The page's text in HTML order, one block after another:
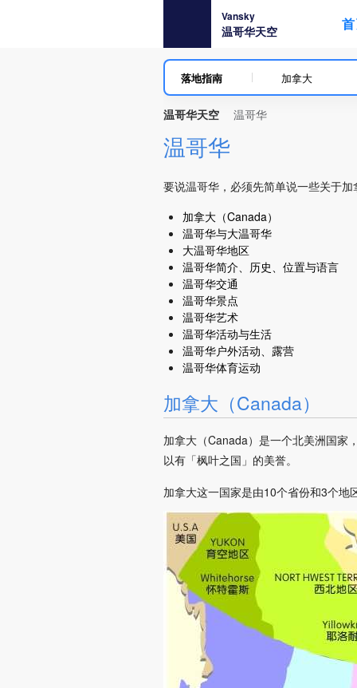
Vansky
温哥华天空
落地指南 加拿大
温哥华天空 温哥华
温哥华
要说温哥华，必须先简单说一些关于
加拿大（Canada）
温哥华与大温哥华
大温哥华地区
温哥华简介、历史、位置与语言
温哥华交通
温哥华景点
温哥华艺术
温哥华活动与生活
温哥华户外活动、露营
温哥华体育运动
加拿大（Canada）
加拿大（Canada）是一个北美洲国家
以有「枫叶之国」的美誉。
加拿大这一国家是由10个省份和3个地